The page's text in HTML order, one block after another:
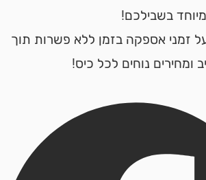
אספקה בזמן ללא פשרות תוך
נוחים לכל כיס!